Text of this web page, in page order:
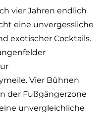
vier Jahren endlich
eine unvergessliche
exotischer Cocktails.
Vier Bühnen
der Fußgängerzone
unvergleichliche